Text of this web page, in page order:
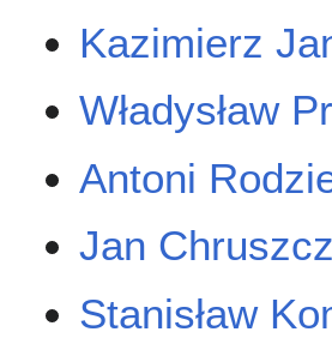
Kazimierz
Władysław
Antoni
Jan Chruszcz
Stanisław